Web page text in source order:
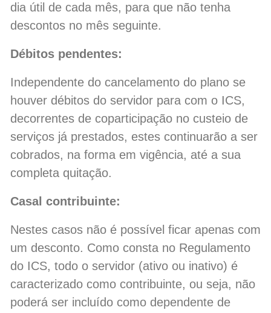
dia útil de cada mês, para que não tenha
descontos no mês seguinte.
Débitos pendentes:
Independente do cancelamento do plano se
houver débitos do servidor para com o ICS,
decorrentes de coparticipação no custeio de
serviços já prestados, estes continuarão a ser
cobrados, na forma em vigência, até a sua
completa quitação.
Casal contribuinte:
Nestes casos não é possível ficar apenas com
um desconto. Como consta no Regulamento
do ICS, todo o servidor (ativo ou inativo) é
caracterizado como contribuinte, ou seja, não
poderá ser incluído como dependente de